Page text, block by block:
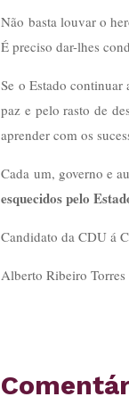
Não basta louvar o
É preciso dar-lhes
Se o Estado continuar
paz e pelo rasto de
aprender com os
Cada um, governo e
esquecidos pelo
Candidato da CDU á
Alberto Ribeiro Torres